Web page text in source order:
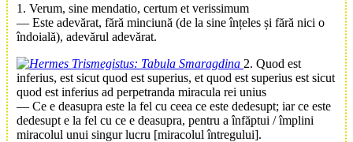
1. Verum, sine mendatio, certum et verissimum
— Este adevărat, fără minciună (de la sine înțeles și fără nici o
îndoială), adevărul adevărat.
2. Quod est
inferius, est sicut quod est superius, et quod est superius est sicut
quod est inferius ad perpetranda miracula rei unius
— Ce e deasupra este la fel cu ceea ce este dedesupt; iar ce este
dedesupt e la fel cu ce e deasupra, pentru a înfăptui / împlini
miracolul unui singur lucru [miracolul întregului].